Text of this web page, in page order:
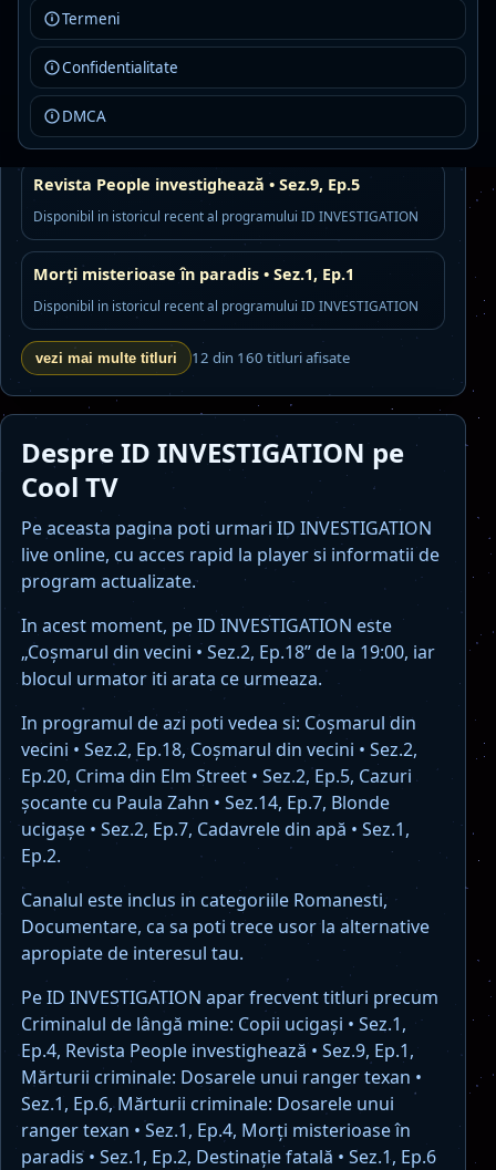
Termeni
Confidentialitate
DMCA
Sez.1, Ep.7
Disponibil in istoricul recent al programului ID INVESTIGATION
Criminalul de lângă mine: Copii ucigași • Sez.1, Ep.3
Disponibil in istoricul recent al programului ID INVESTIGATION
Revista People investighează • Sez.9, Ep.5
Disponibil in istoricul recent al programului ID INVESTIGATION
Morți misterioase în paradis • Sez.1, Ep.1
Disponibil in istoricul recent al programului ID INVESTIGATION
vezi mai multe titluri 12 din 160 titluri afisate
Despre ID INVESTIGATION pe
Cool TV
Pe aceasta pagina poti urmari ID INVESTIGATION
live online, cu acces rapid la player si informatii de
program actualizate.
In acest moment, pe ID INVESTIGATION este
„Coşmarul din vecini • Sez.2, Ep.18” de la 19:00, iar
blocul urmator iti arata ce urmeaza.
In programul de azi poti vedea si: Coşmarul din
vecini • Sez.2, Ep.18, Coşmarul din vecini • Sez.2,
Ep.20, Crima din Elm Street • Sez.2, Ep.5, Cazuri
şocante cu Paula Zahn • Sez.14, Ep.7, Blonde
ucigașe • Sez.2, Ep.7, Cadavrele din apă • Sez.1,
Ep.2.
Canalul este inclus in categoriile Romanesti,
Documentare, ca sa poti trece usor la alternative
apropiate de interesul tau.
Pe ID INVESTIGATION apar frecvent titluri precum
Criminalul de lângă mine: Copii ucigași • Sez.1,
Ep.4, Revista People investighează • Sez.9, Ep.1,
Mărturii criminale: Dosarele unui ranger texan •
Sez.1, Ep.6, Mărturii criminale: Dosarele unui
ranger texan • Sez.1, Ep.4, Morți misterioase în
paradis • Sez.1, Ep.2, Destinație fatală • Sez.1, Ep.6